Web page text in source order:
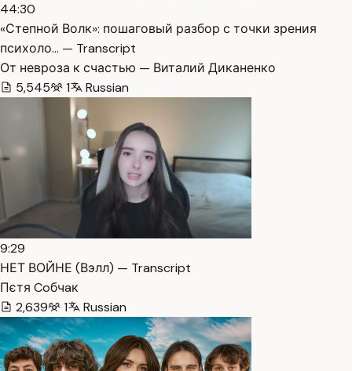
44:30
«Степной Волк»: пошаговый разбор с точки зрения
психоло… — Transcript
От невроза к счастью — Виталий Диканенко
5,545
1 Russian
9:29
НЕТ ВОЙНЕ (Вэлл) — Transcript
Пєтя Coбчaк
2,639
1 Russian